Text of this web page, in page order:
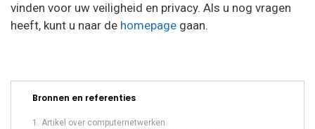
vinden voor uw veiligheid en privacy. Als u nog vragen
heeft, kunt u naar de homepage gaan.
Bronnen en referenties
Artikel over computernetwerken.